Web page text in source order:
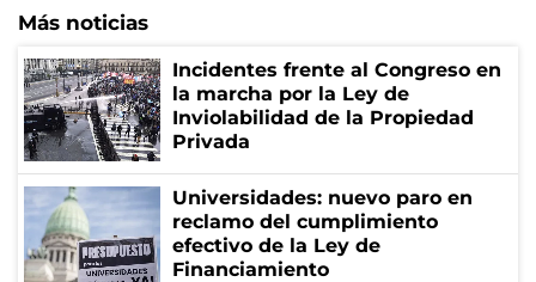
Más noticias
Incidentes frente al Congreso en
la marcha por la Ley de
Inviolabilidad de la Propiedad
Privada
Universidades: nuevo paro en
reclamo del cumplimiento
efectivo de la Ley de
Financiamiento